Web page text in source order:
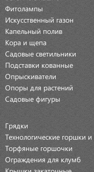
Фитолампы
Искусственный газон
Капельный полив
Кора и щепа
Садовые светильники
Подставки кованные
Опрыскиватели
Опоры для растений
Садовые фигуры
Грядки
Технологические горшки и
Торфяные горшочки
Ограждения для клумб
Крышки закаточные